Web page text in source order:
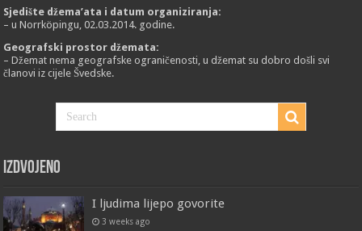
Sjedište džema’ata i datum organiziranja:
– u Norrköpingu, 02.03.2014. godine.
Geografski prostor džemata:
– Džemat nema geografske ograničenosti, u džemat su dobro došli svi
članovi iz cijele Švedske.
Izdvojeno
I ljudima lijepo govorite
3 weeks ago